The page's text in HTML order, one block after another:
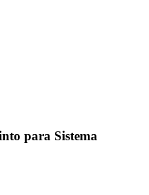
para Sistema